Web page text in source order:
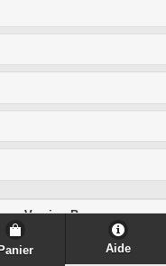
Version Bureau
Panier Aide